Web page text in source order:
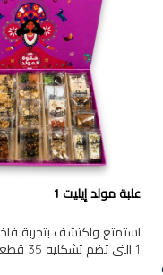
علبة مولد إيليت 1
استمتع واكتشف بتجربة
1 التي
حلويات المولد المصري